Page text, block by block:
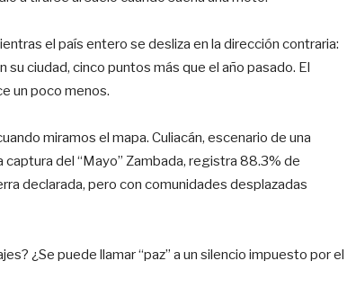
el país entero se desliza en la dirección contraria:
ciudad, cinco puntos más que el año pasado. El
un poco menos.
miramos el mapa. Culiacán, escenario de una
del “Mayo” Zambada, registra 88.3% de
declarada, pero con comunidades desplazadas
¿Se puede llamar “paz” a un silencio impuesto por el